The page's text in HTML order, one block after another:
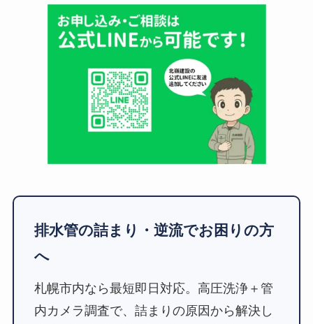
排水管の詰まり・逆流でお困りの方
へ
札幌市内なら最短即日対応。高圧洗浄＋管
内カメラ調査で、詰まりの原因から解決し